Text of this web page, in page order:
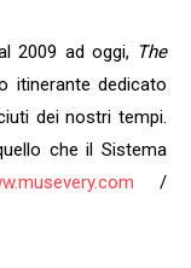
2009 ad oggi, The
itinerante dedicato
dei nostri tempi.
che il Sistema
/